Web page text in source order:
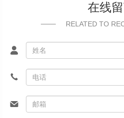
在线
RELATED TO